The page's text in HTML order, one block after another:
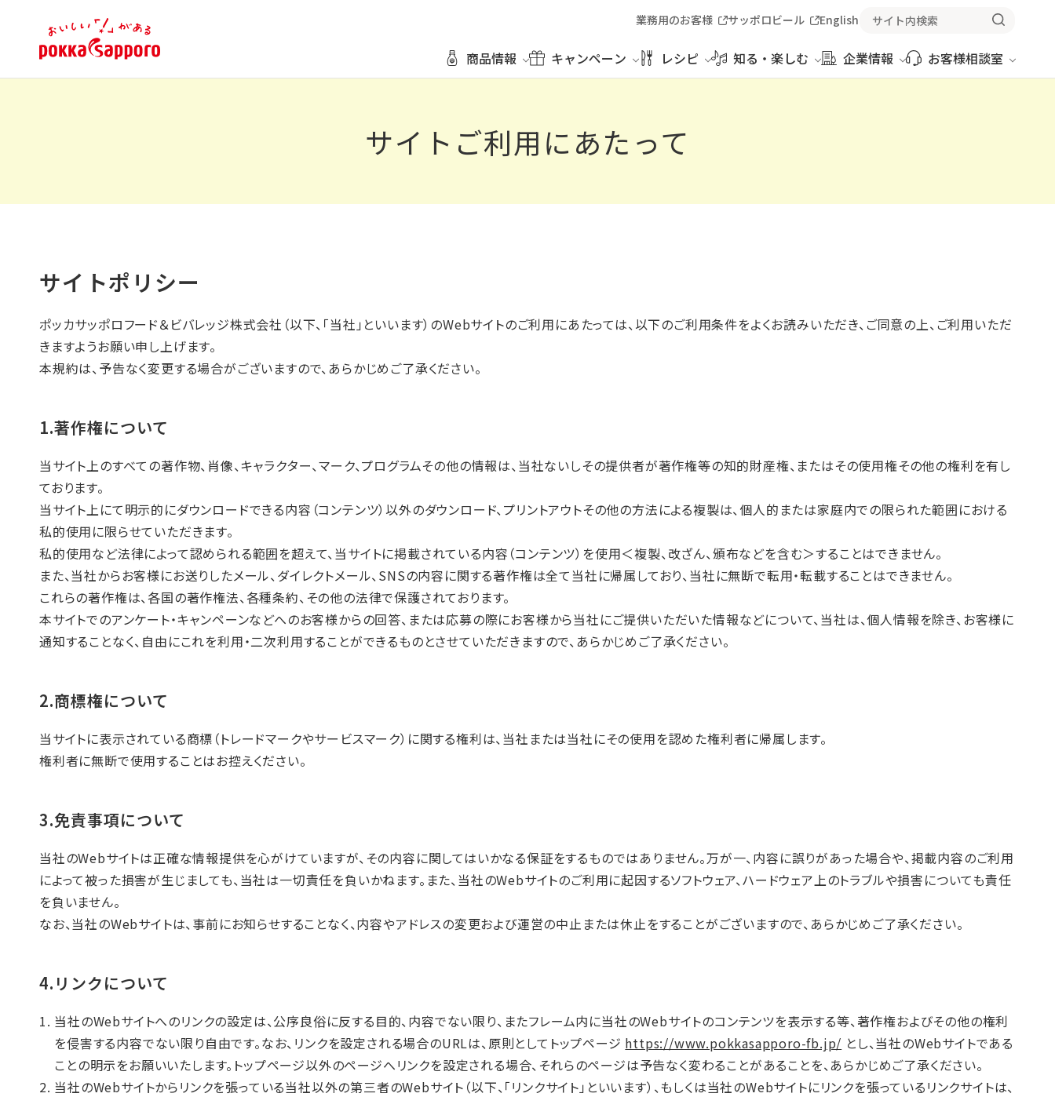
商品情報 キャンペーン レシピ 知る・楽しむ 企業情報 お客様相談室
業務用のお客様 サッポロビール English
サイトご利用にあたって
サイトポリシー
ポッカサッポロフード＆ビバレッジ株式会社（以下、「当社」といいます）のWebサイトのご利用にあたっては、以下のご利用条件をよくお読みいただき、ご同意の上、ご利用いただ
きますようお願い申し上げます。
本規約は、予告なく変更する場合がございますので、あらかじめご了承ください。
1.著作権について
当サイト上のすべての著作物、肖像、キャラクター、マーク、プログラムその他の情報は、当社ないしその提供者が著作権等の知的財産権、またはその使用権その他の権利を有し
ております。
当サイト上にて明示的にダウンロードできる内容（コンテンツ）以外のダウンロード、プリントアウトその他の方法による複製は、個人的または家庭内での限られた範囲における
私的使用に限らせていただきます。
私的使用など法律によって認められる範囲を超えて、当サイトに掲載されている内容（コンテンツ）を使用＜複製、改ざん、頒布などを含む＞することはできません。
また、当社からお客様にお送りしたメール、ダイレクトメール、SNSの内容に関する著作権は全て当社に帰属しており、当社に無断で転用・転載することはできません。
これらの著作権は、各国の著作権法、各種条約、その他の法律で保護されております。
本サイトでのアンケート・キャンペーンなどへのお客様からの回答、または応募の際にお客様から当社にご提供いただいた情報などについて、当社は、個人情報を除き、お客様に
通知することなく、自由にこれを利用・二次利用することができるものとさせていただきますので、あらかじめご了承ください。
2.商標権について
当サイトに表示されている商標（トレードマークやサービスマーク）に関する権利は、当社または当社にその使用を認めた権利者に帰属します。
権利者に無断で使用することはお控えください。
3.免責事項について
当社のWebサイトは正確な情報提供を心がけていますが、その内容に関してはいかなる保証をするものではありません。万が一、内容に誤りがあった場合や、掲載内容のご利用
によって被った損害が生じましても、当社は一切責任を負いかねます。また、当社のWebサイトのご利用に起因するソフトウェア、ハードウェア上のトラブルや損害についても責任
を負いません。
なお、当社のWebサイトは、事前にお知らせすることなく、内容やアドレスの変更および運営の中止または休止をすることがございますので、あらかじめご了承ください。
4.リンクについて
当社のWebサイトへのリンクの設定は、公序良俗に反する目的、内容でない限り、またフレーム内に当社のWebサイトのコンテンツを表示する等、著作権およびその他の権利
を侵害する内容でない限り自由です。なお、リンクを設定される場合のURLは、原則としてトップページ https://www.pokkasapporo-fb.jp/ とし、当社のWebサイトである
ことの明示をお願いいたします。トップページ以外のページへリンクを設定される場合、それらのページは予告なく変わることがあることを、あらかじめご了承ください。
当社のWebサイトからリンクを張っている当社以外の第三者のWebサイト（以下、「リンクサイト」といいます）、もしくは当社のWebサイトにリンクを張っているリンクサイトは、